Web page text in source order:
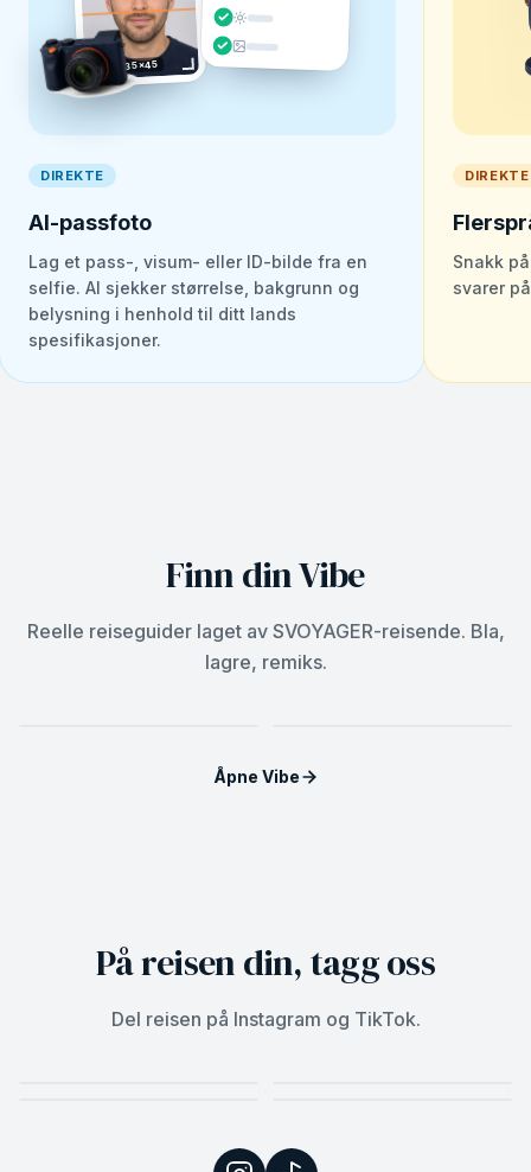
35×45
DIREKTE
AI-passfoto
Lag et pass-, visum- eller ID-bilde fra en
selfie. AI sjekker størrelse, bakgrunn og
belysning i henhold til ditt lands
spesifikasjoner.
DIREKTE
Snakk
svarer
Finn din Vibe
Reelle reiseguider laget av SVOYAGER-reisende. Bla,
lagre, remiks.DUBAI, UNITED ARAB
EMIRATES
Åpne Vibe
På reisen din, tagg oss
Del reisen på Instagram og TikTok.